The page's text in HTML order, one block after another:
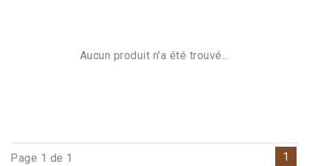
Aucun produit n'a été trouvé...
Page 1 de 1 1